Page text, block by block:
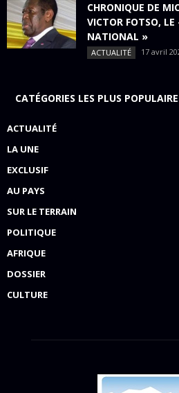
CHRONIQUE DE
VICTOR FOTSO,
NATIONAL »
ACTUALITÉ 17 avril
CATÉGORIES LES PLUS
ACTUALITÉ
LA UNE
EXCLUSIF
AU PAYS
SUR LE TERRAIN
POLITIQUE
AFRIQUE
DOSSIER
CULTURE